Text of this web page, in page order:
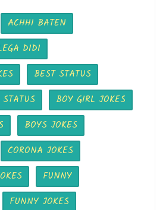
ACHHI BATEN
DIDI
BEST STATUS
BOY GIRL JOKES
BOYS JOKES
CORONA JOKES
FUNNY
FUNNY JOKES